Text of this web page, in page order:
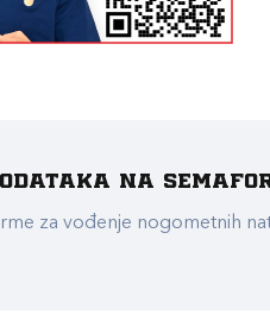
na
za vođenje nogometnih